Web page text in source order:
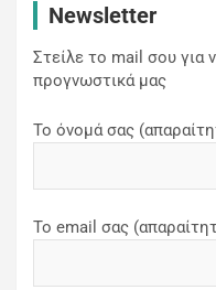
Newsletter
Στείλε το mail σου για
προγνωστικά μας
Το όνομά σας
Το email σας